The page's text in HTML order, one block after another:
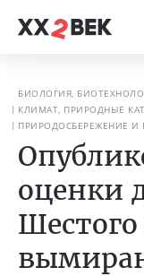
БИОЛОГИЯ,
КЛИМАТ, ПРИРОДНЫЕ
ПРИРОДОСБЕРЕЖЕНИЕ И
оценки
Шестого